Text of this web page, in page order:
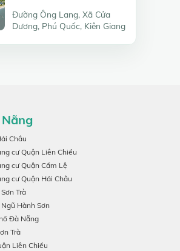
Đường Ông Lang, Xã Cửa
Dương, Phú Quốc, Kiên Giang
Châu
cư Quận Liên Chiểu
cư Quận Cẩm Lệ
cư Quận Hải Châu
Trà
Hành Sơn
Đà Nẵng
Trà
Liên Chiểu